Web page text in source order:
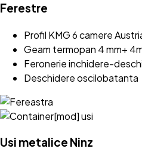
Ferestre
Profil KMG 6 camere
Geam termopan 4 mm+
Feronerie inchidere-
Deschidere oscilobatanta
Usi metalice Ninz